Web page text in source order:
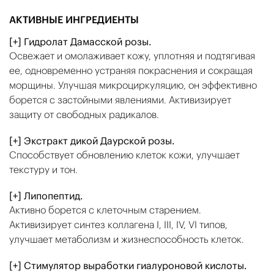
АКТИВНЫЕ ИНГРЕДИЕНТЫ
[+] Гидролат Дамасской розы.
Освежает и омолаживает кожу, уплотняя и подтягивая
ее, одновременно устраняя покраснения и сокращая
морщины. Улучшая микроциркуляцию, он эффективно
борется с застойными явлениями. Активизирует
защиту от свободных радикалов.
[+] Экстракт дикой Даурской розы.
Способствует обновлению клеток кожи, улучшает
текстуру и тон.
[+] Липопептид.
Активно борется с клеточным старением.
Активизирует синтез коллагена I, III, IV, VI типов,
улучшает метаболизм и жизнеспособность клеток.
[+] Стимулятор выработки гиалуроновой кислоты.